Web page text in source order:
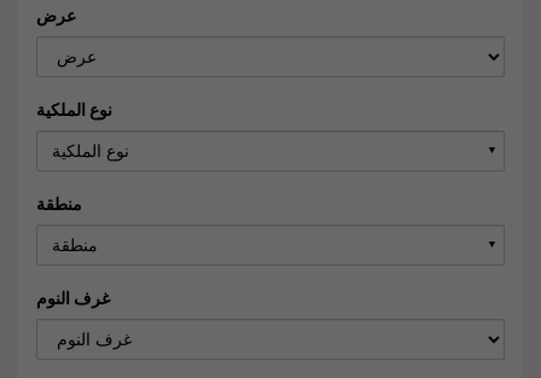
عرض
نوع الملكية
نوع الملكية ▼
منطقة
منطقة ▼
غرف النوم